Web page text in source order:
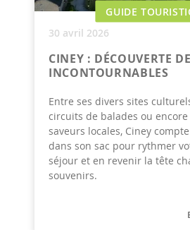
GUIDE
30 avril 2026
CINEY : DÉCOUVERTE
INCONTOURNABLES
Entre ses divers sites
circuits de balades ou
saveurs locales, Ciney
dans son sac pour rythmer
séjour et en revenir la tête
souvenirs.